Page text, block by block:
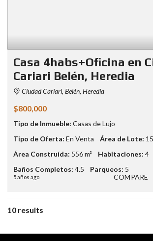
Casa 4habs+Oficina en
Cariari Belén, Heredia
Ciudad Cariari, Belén, Heredia
$800,000
Tipo de Inmueble: Casas de Lujo
Tipo de Oferta: En Venta Área de Lote:
Área Construída: 556 m² Habitaciones: 4
Baños Completos: 4.5 Parqueos: 5
5 años ago COMPARE
10 results